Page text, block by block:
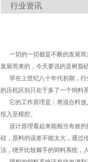
行业资讯
一切的一切都是不断的发展而
发展而来的，今天要说的是树脂
早在上世纪八十年代初期，行
的压机区别只在于多了一个饲料系
它的工作原理是：将混合料放
投入至模腔。
设计原理看起来能相当有效的
硅，原料的误差不能太大，通过
法，绕开比较棘手的饲料系统，